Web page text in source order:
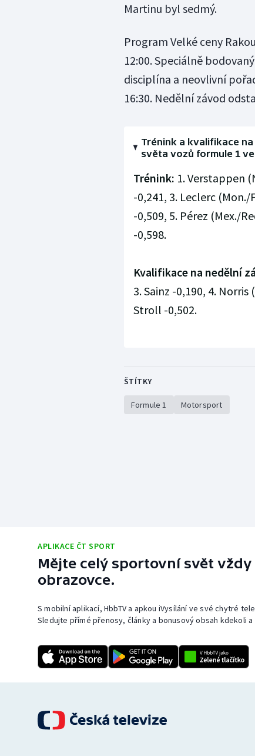
Martinu byl sedmý.
Program Velké ceny
12:00. Speciálně
disciplína a neovlivní
16:30. Nedělní závod
Trénink a kvalifikace
světa vozů formule 1
Trénink: 1. Verstappen
-0,241, 3. Leclerc
-0,509, 5. Pérez (Mex./
-0,598.
Kvalifikace na nedělní
3. Sainz -0,190, 4.
Stroll -0,502.
ŠTÍTKY
Formule 1 Motorsport
APLIKACE ČT SPORT
Mějte celý sportovní svět vždy
obrazovce.
S mobilní aplikací, HbbTV a apkou iVysílání ve své chytré
Sledujte přímé přenosy, články a bonusový obsah kdekoli a